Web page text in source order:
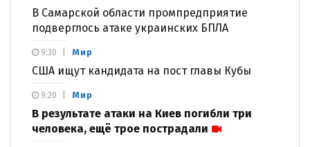
В Самарской области промпредприятие
подверглось атаке украинских БПЛА
Мир
США ищут кандидата на пост главы Кубы
9:30
Мир
В результате атаки на Киев погибли три
человека, ещё трое пострадали
9:20